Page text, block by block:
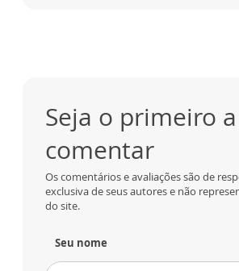
Seja o primeiro a
comentar
Os comentários e avaliações são de
exclusiva de seus autores e não
do site.
Seu nome